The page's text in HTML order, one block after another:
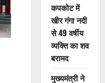
कपकोट में
खीर गंगा नदी
से 49 वर्षीय
व्यक्ति का शव
बरामद
मुख्यमंत्री ने